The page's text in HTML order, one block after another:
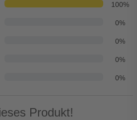
100%
0%
0%
0%
0%
Produkt!